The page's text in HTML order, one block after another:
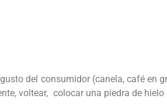
del consumidor (canela, café en
voltear, colocar una piedra de